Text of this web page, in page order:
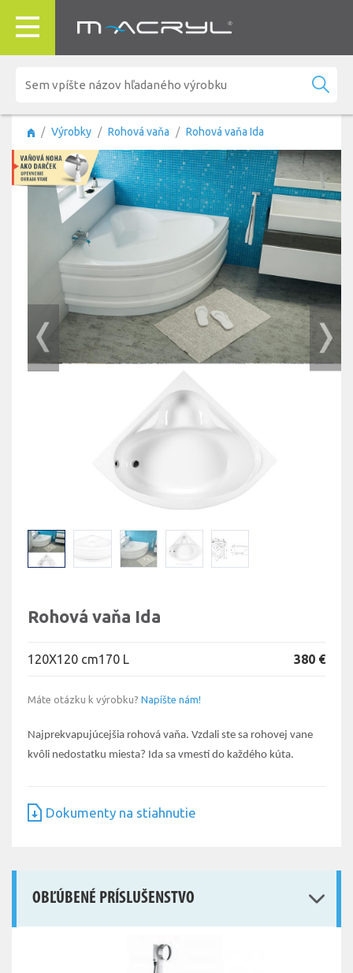
Výrobky Rohová vaňa Rohová vaňa Ida
Rohová vaňa Ida
120X120 cm170 L 380 €
Máte otázku k výrobku? Napíšte nám!
Najprekvapujúcejšia rohová vaňa. Vzdali ste sa rohovej vane
kvôli nedostatku miesta? Ida sa vmestí do každého kúta.
Dokumenty na stiahnutie
OBĽÚBENÉ PRÍSLUŠENSTVO